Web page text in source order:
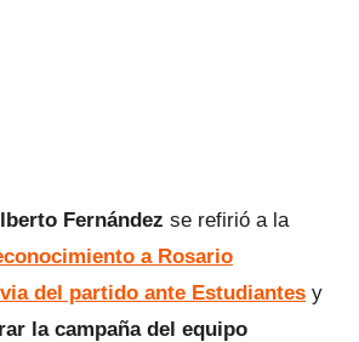
Fernández se refirió a la
a Rosario
del partido ante Estudiantes y
la campaña del equipo